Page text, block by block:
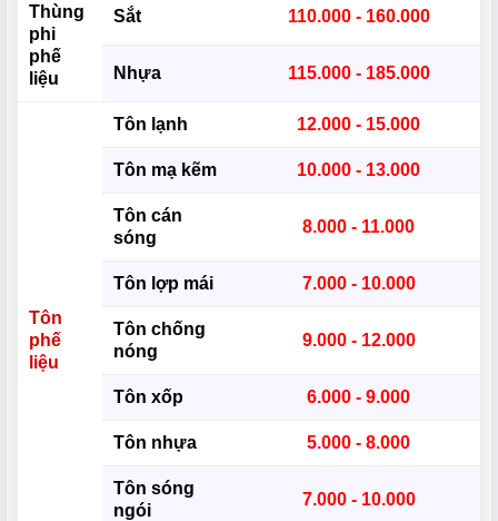
Thùng
phi
phế
liệu
Sắt 110.000 - 160.000
Nhựa 115.000 - 185.000
Tôn
phế
liệu
Tôn lạnh 12.000 - 15.000
Tôn mạ kẽm 10.000 - 13.000
Tôn cán
sóng
8.000 - 11.000
Tôn lợp mái 7.000 - 10.000
Tôn chống
nóng
9.000 - 12.000
Tôn xốp 6.000 - 9.000
Tôn nhựa 5.000 - 8.000
Tôn sóng
ngói
7.000 - 10.000